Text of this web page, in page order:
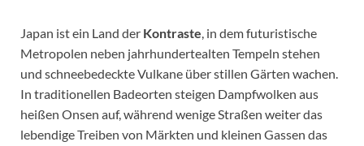
Japan ist ein Land der Kontraste, in dem futuristische
Metropolen neben jahrhundertealten Tempeln stehen
und schneebedeckte Vulkane über stillen Gärten wachen.
In traditionellen Badeorten steigen Dampfwolken aus
heißen Onsen auf, während wenige Straßen weiter das
lebendige Treiben von Märkten und kleinen Gassen das